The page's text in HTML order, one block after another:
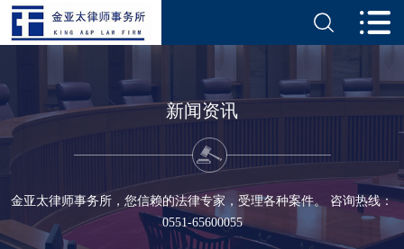
新闻资讯
金亚太律师事务所，您信赖的法律专家，受理各种案件。 咨询热线：
0551-65600055